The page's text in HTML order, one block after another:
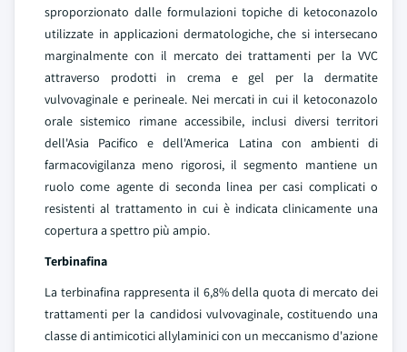
sproporzionato dalle formulazioni topiche di ketoconazolo
utilizzate in applicazioni dermatologiche, che si intersecano
marginalmente con il mercato dei trattamenti per la VVC
attraverso prodotti in crema e gel per la dermatite
vulvovaginale e perineale. Nei mercati in cui il ketoconazolo
orale sistemico rimane accessibile, inclusi diversi territori
dell'Asia Pacifico e dell'America Latina con ambienti di
farmacovigilanza meno rigorosi, il segmento mantiene un
ruolo come agente di seconda linea per casi complicati o
resistenti al trattamento in cui è indicata clinicamente una
copertura a spettro più ampio.
Terbinafina
La terbinafina rappresenta il 6,8% della quota di mercato dei
trattamenti per la candidosi vulvovaginale, costituendo una
classe di antimicotici allylaminici con un meccanismo d'azione